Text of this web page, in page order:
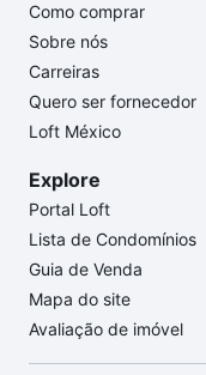
Como comprar
Sobre nós
Carreiras
Quero ser fornecedor
Loft México
Explore
Portal Loft
Lista de Condomínios
Guia de Venda
Mapa do site
Avaliação de imóvel